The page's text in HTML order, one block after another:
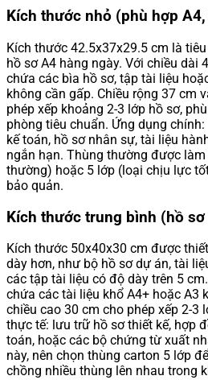
Kích thước nhỏ (phù hợp
Kích thước 42.5x37x29.5 cm là
hồ sơ A4 hàng ngày. Với chiều dài
chứa các bìa hồ sơ, tập tài liệu
không cần gấp. Chiều rộng 37 cm
phép xếp khoảng 2-3 lớp hồ sơ,
phòng tiêu chuẩn. Ứng dụng
kế toán, hồ sơ nhân sự, tài liệu
ngắn hạn. Thùng thường được
thường) hoặc 5 lớp (loại chịu lực
bảo quản.
Kích thước trung bình (hồ
Kích thước 50x40x30 cm được
dày hơn, như bộ hồ sơ dự án, tài
các tập tài liệu có độ dày trên 5
chứa các tài liệu khổ A4+ hoặc A3
chiều cao 30 cm cho phép xếp 2-3
thực tế: lưu trữ hồ sơ thiết kế, hợp
toán, hoặc các bộ chứng từ xuất
này, nên chọn thùng carton 5 lớp
chồng nhiều thùng lên nhau trong